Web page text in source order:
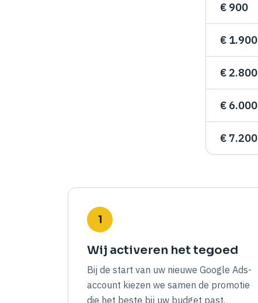
€ 900
€ 1.900
€ 2.800
€ 6.000
€ 7.200
1
Wij activeren het tegoed
Bij de start van uw nieuwe Google Ads-
account kiezen we samen de promotie
die het beste bij uw budget past.